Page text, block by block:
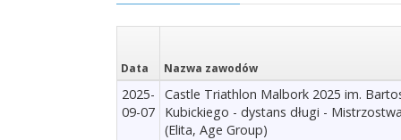
Data Nazwa zawodów
2025-
09-07
Castle Triathlon Malbork 2025 im.
Kubickiego - dystans długi -
(Elita, Age Group)